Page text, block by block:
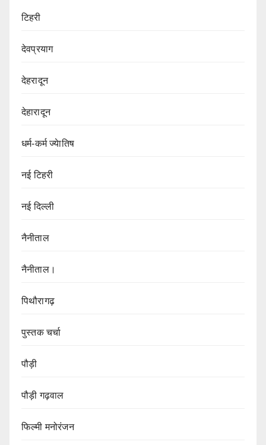
टिहरी
देवप्रयाग
देहरादून
देहारादून
धर्म-कर्म ज्येातिष
नई टिहरी
नई दिल्ली
नैनीताल
नैनीताल।
पिथौरागढ़
पुस्तक चर्चा
पौड़ी
पौड़ी गढ़वाल
फिल्मी मनोरंजन